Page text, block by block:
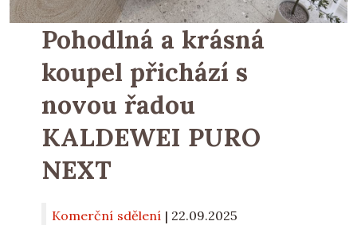
Pohodlná a krásná
koupel přichází s
novou řadou
KALDEWEI PURO
NEXT
Komerční sdělení | 22.09.2025